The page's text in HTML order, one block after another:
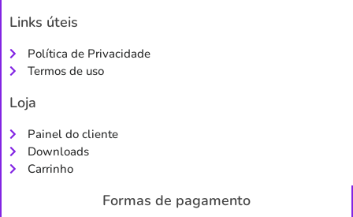
Links úteis
Política de Privacidade
Termos de uso
Loja
Painel do cliente
Downloads
Carrinho
Formas de pagamento